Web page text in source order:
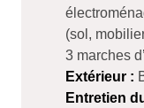
(sol,
3 marches
Extérieur :
Entretien